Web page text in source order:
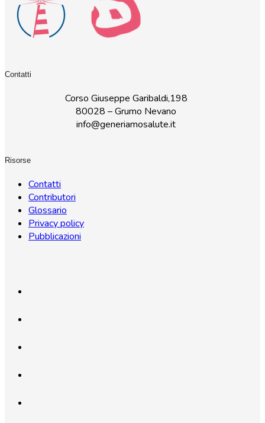
Contatti
Corso Giuseppe Garibaldi,198
80028 – Grumo Nevano
info@generiamosalute.it
Risorse
Contatti
Contributori
Glossario
Privacy policy
Pubblicazioni